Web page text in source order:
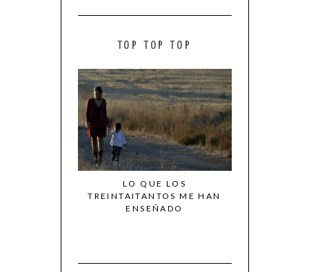
TOP TOP TOP
LO QUE LOS
TREINTAITANTOS ME HAN
ENSEÑADO